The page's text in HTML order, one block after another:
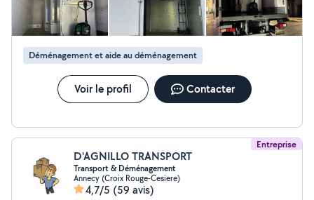
Déménagement et aide au déménagement
Voir le profil Contacter
Entreprise
D'AGNILLO TRANSPORT
Transport & Déménagement
Annecy (Croix Rouge-Cesiere)
4,7/5 (59 avis)